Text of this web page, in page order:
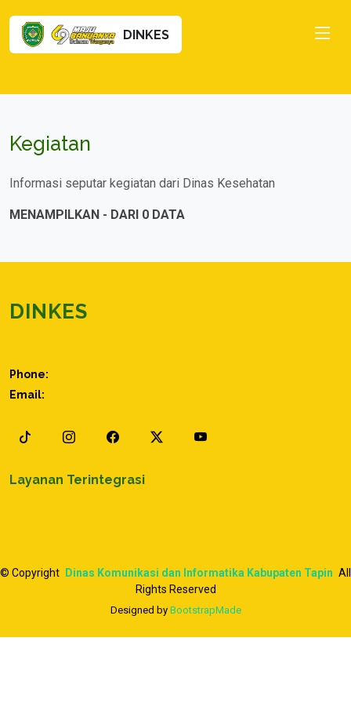
DINKES
Kegiatan
Informasi seputar kegiatan dari Dinas Kesehatan
MENAMPILKAN - DARI 0 DATA
DINKES
Phone:
Email:
Layanan Terintegrasi
© Copyright Dinas Komunikasi dan Informatika Kabupaten Tapin All
Rights Reserved
Designed by BootstrapMade